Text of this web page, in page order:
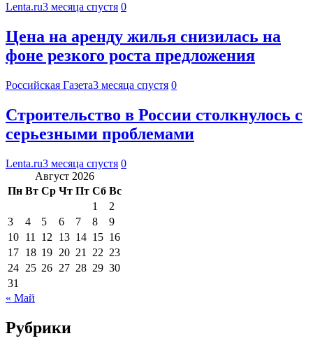
Lenta.ru3 месяца спустя 0
Цена на аренду жилья снизилась на
фоне резкого роста предложения
Российская Газета3 месяца спустя 0
Строительство в России столкнулось с
серьезными проблемами
Lenta.ru3 месяца спустя 0
Август 2026
Пн Вт Ср Чт Пт Сб Вс
1
2
3
4 5 6 7 8
9
10 11 12 13 14 15 16
17 18 19 20 21 22 23
24 25 26 27 28 29 30
31
« Май
Рубрики